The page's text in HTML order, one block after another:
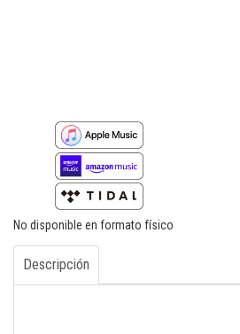
No disponible en formato físico
Descripción